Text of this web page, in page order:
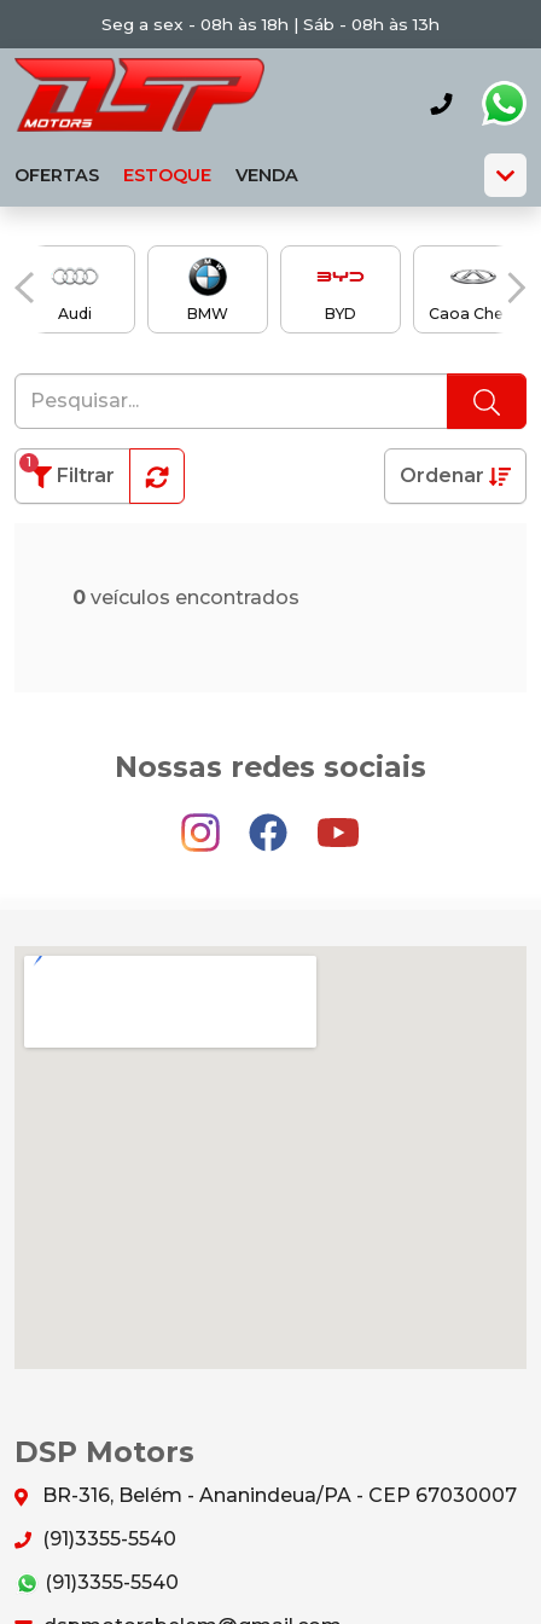
Seg a sex - 08h às 18h | Sáb - 08h às 13h
OFERTAS ESTOQUE VENDA
Audi BMW BYD Caoa Chery
Filtrar
1
Ordenar
0 veículos encontrados
Nossas redes sociais
DSP Motors
BR-316, Belém - Ananindeua/PA - CEP 67030007
(91)3355-5540
(91)3355-5540